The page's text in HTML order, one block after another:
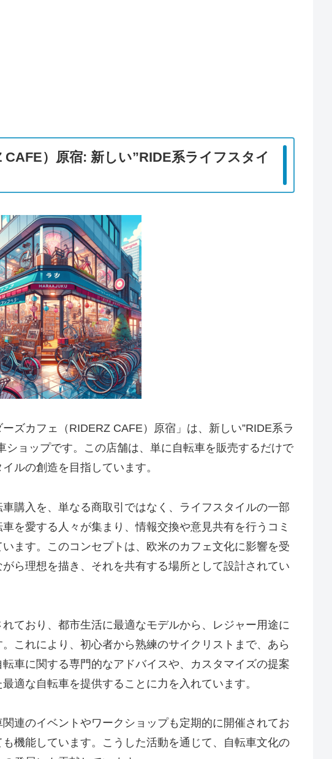
）原宿: 新しい”RIDE系ライフスタイ
ズカフェ（RIDERZ CAFE）原宿」は、新しい”RIDE系ラ
ショップです。この店舗は、単に自転車を販売するだけで
ルの創造を目指しています。
購入を、単なる商取引ではなく、ライフスタイルの一部
を愛する人々が集まり、情報交換や意見共有を行うコミ
ます。このコンセプトは、欧米のカフェ文化に影響を受
ら理想を描き、それを共有する場所として設計されてい
ており、都市生活に最適なモデルから、レジャー用途に
これにより、初心者から熟練のサイクリストまで、あら
車に関する専門的なアドバイスや、カスタマイズの提案
適な自転車を提供することに力を入れています。
連のイベントやワークショップも定期的に開催されてお
機能しています。こうした活動を通じて、自転車文化の